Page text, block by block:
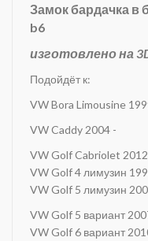
Замок бардачка в
b6
изготовлено на
Подойдёт к:
VW Bora Limousine
VW Caddy 2004 -
VW Golf Cabriolet
VW Golf 4 лимузин
VW Golf 5 лимузин
VW Golf 5 вариант
VW Golf 6 вариант